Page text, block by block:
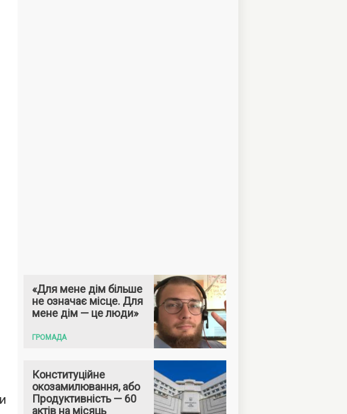
«Для мене дім більше
не означає місце. Для
мене дім — це люди»
ГРОМАДА
Конституційне
окозамилювання, або
Продуктивність — 60
актів на місяць